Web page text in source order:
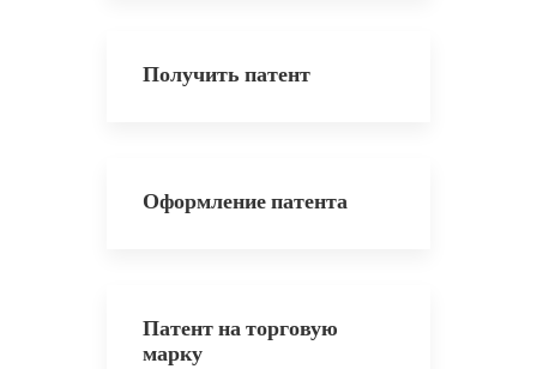
Получить патент
Оформление патента
Патент на торговую
марку